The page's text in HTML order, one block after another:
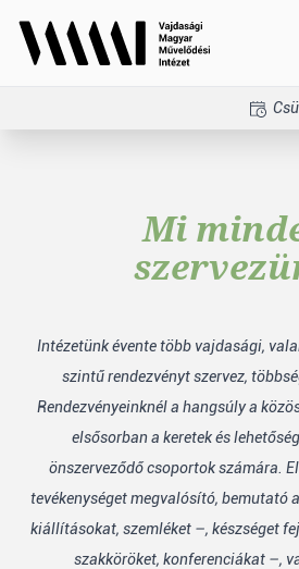
Mi
Intézetünk évente több vajdasági,
szintű rendezvényt szervez,
Rendezvényeinknél a hangsúly a
elsősorban a keretek és
önszerveződő csoportok számára.
tevékenységet megvalósító, bemutató
kiállításokat, szemléket –, készséget
szakköröket, konferenciákat –,